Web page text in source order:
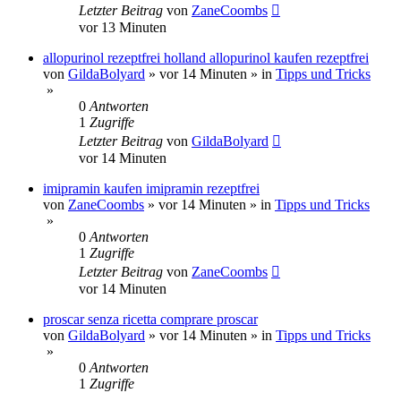
Letzter Beitrag von ZaneCoombs
vor 13 Minuten
allopurinol rezeptfrei holland allopurinol kaufen rezeptfrei
von GildaBolyard » vor 14 Minuten » in Tipps und Tricks
»
0 Antworten
1 Zugriffe
Letzter Beitrag von GildaBolyard
vor 14 Minuten
imipramin kaufen imipramin rezeptfrei
von ZaneCoombs » vor 14 Minuten » in Tipps und Tricks
»
0 Antworten
1 Zugriffe
Letzter Beitrag von ZaneCoombs
vor 14 Minuten
proscar senza ricetta comprare proscar
von GildaBolyard » vor 14 Minuten » in Tipps und Tricks
»
0 Antworten
1 Zugriffe